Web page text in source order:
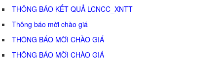
THÔNG BÁO KẾT QUẢ LCNCC_XNTT
Thông báo mời chào giá
THÔNG BÁO MỜI CHÀO GIÁ
THÔNG BÁO MỜI CHÀO GIÁ